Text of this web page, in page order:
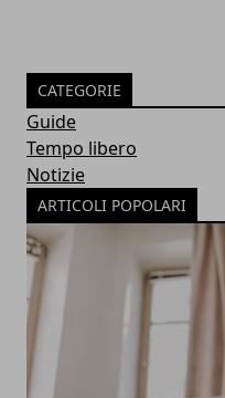
CATEGORIE
Guide
Tempo libero
Notizie
ARTICOLI POPOLARI